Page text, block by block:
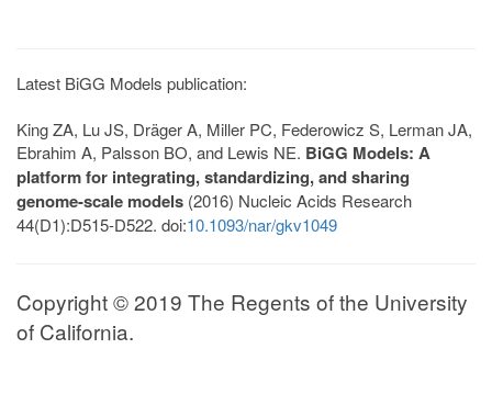
Latest BiGG Models publication:
King ZA, Lu JS, Dräger A, Miller PC, Federowicz S, Lerman JA,
Ebrahim A, Palsson BO, and Lewis NE. BiGG Models: A
platform for integrating, standardizing, and sharing
genome-scale models (2016) Nucleic Acids Research
44(D1):D515-D522. doi:10.1093/nar/gkv1049
Copyright © 2019 The Regents of the University
of California.